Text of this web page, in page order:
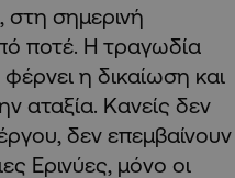
σημερινή
ποτέ. Η τραγωδία
η δικαίωση και
αταξία. Κανείς δεν
δεν επεμβαίνουν
Ερινύες, μόνο οι